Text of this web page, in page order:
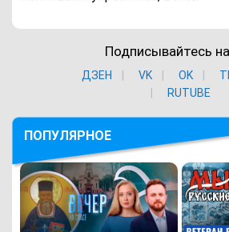
Подписывайтесь
ДЗЕН VK ОK
RUTUBE
ПОПУЛЯРНОЕ